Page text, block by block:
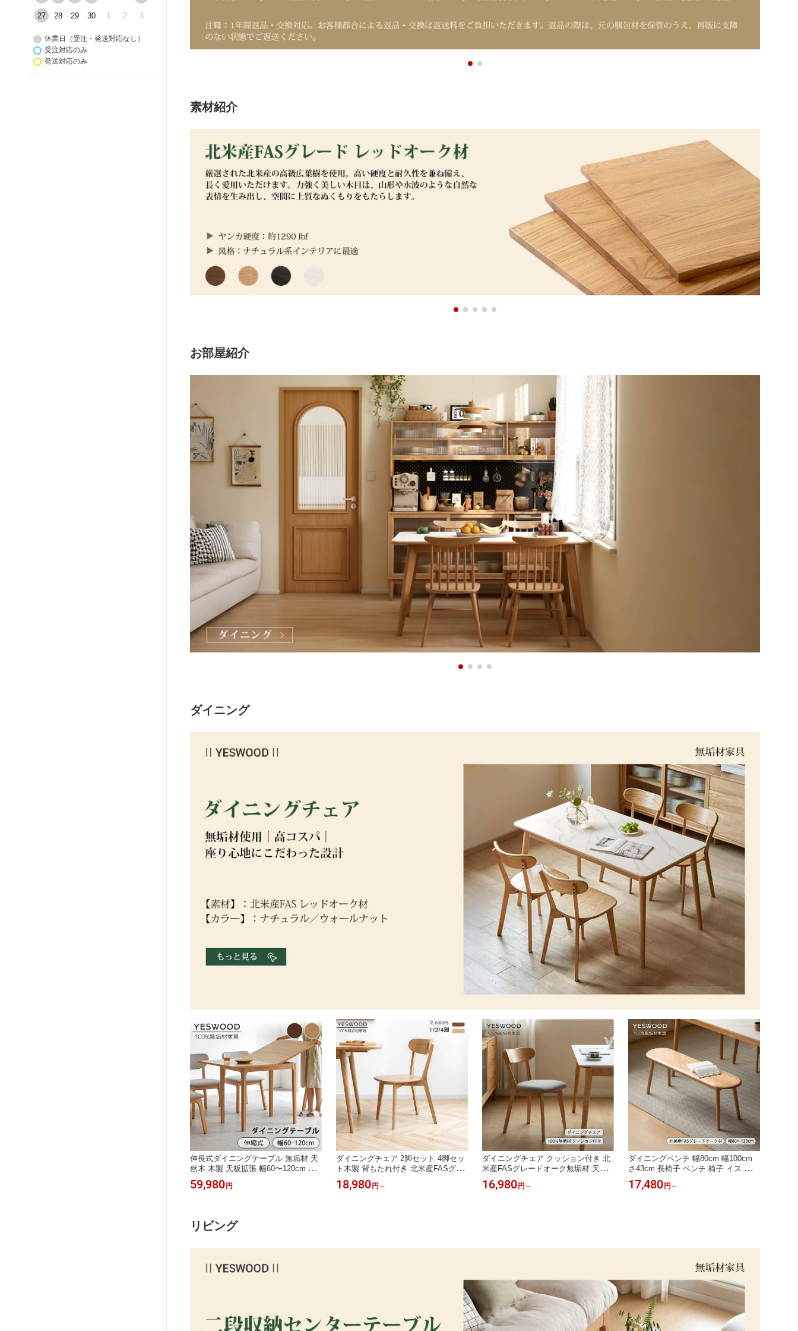
27 28 29 30 1 2 3
休業日（受注・発送対応なし）
受注対応のみ
発送対応のみ
素材紹介
お部屋紹介
ダイニング
伸長式ダイニングテーブル 無垢材 天
然木 木製 天板拡張 幅60〜120cm 伸
縮式 折りたたみ 正方形 長方形 省ス
ペース 4人用 食卓 コンパクト ナチュ
デスク兼用 ナチュラル
59,980円
ダイニングチェア 2脚セット 4脚セッ
ト木製 背もたれ付き 北米産FASグレ
ードオーク材 ダイニングチェア 北米
産FAS級オーク材 椅子 背もたれ付き
18,980円 ～
ダイニングチェア クッション付き 北
米産FASグレードオーク無垢材 天然
木 木製 背もたれ付き 食卓椅子 チェ
ア 1脚・2脚・4脚 セット対応 リビン
16,980円 ～
ダイニングベンチ 幅80cm 幅100cm
さ43cm 長椅子 ベンチ 椅子 イス ウッ
ドベンチ 木製ベンチ チェア スツール
食卓椅子 オーク材 無垢材 木製 天然
17,480円 ～
リビング